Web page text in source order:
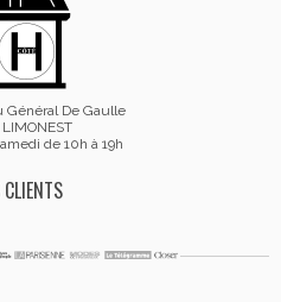
Général De Gaulle
de 10h à 19h
CLIENTS